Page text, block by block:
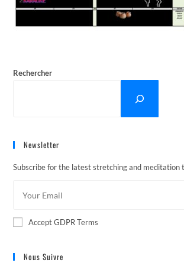
Rechercher
Newsletter
Subscribe for the latest stretching and meditation
Accept GDPR Terms
Nous Suivre